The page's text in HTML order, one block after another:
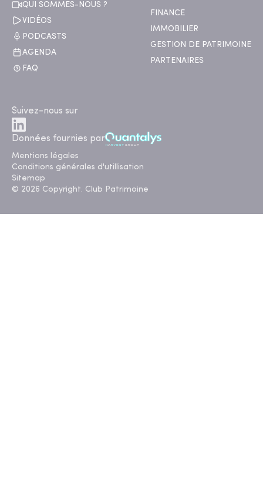
QUI SOMMES-NOUS ?
VIDÉOS
PODCASTS
AGENDA
FAQ
FINANCE
IMMOBILIER
GESTION DE PATRIMOINE
PARTENAIRES
Suivez-nous sur
Données fournies par
Mentions légales
Conditions générales d'utillisation
Sitemap
© 2026 Copyright. Club Patrimoine